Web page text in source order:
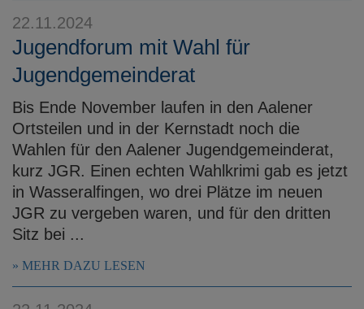
22.11.2024
Jugendforum mit Wahl für
Jugendgemeinderat
Bis Ende November laufen in den Aalener
Ortsteilen und in der Kernstadt noch die
Wahlen für den Aalener Jugendgemeinderat,
kurz JGR. Einen echten Wahlkrimi gab es jetzt
in Wasseralfingen, wo drei Plätze im neuen
JGR zu vergeben waren, und für den dritten
Sitz bei ...
MEHR DAZU LESEN